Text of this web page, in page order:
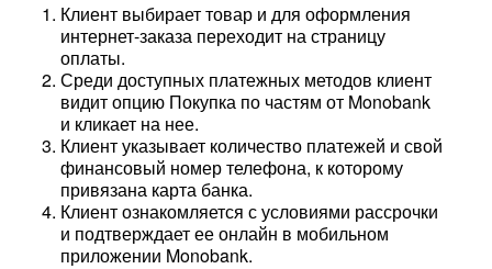
Клиент выбирает товар и для оформления
интернет-заказа переходит на страницу
оплаты.
Среди доступных платежных методов клиент
видит опцию Покупка по частям от Monobank
и кликает на нее.
Клиент указывает количество платежей и свой
финансовый номер телефона, к которому
привязана карта банка.
Клиент ознакомляется с условиями рассрочки
и подтверждает ее онлайн в мобильном
приложении Monobank.